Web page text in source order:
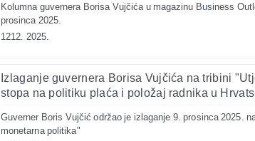
Kolumna guvernera Borisa Vujčića u magazinu Business
prosinca 2025.
1212. 2025.
Izlaganje guvernera Borisa Vujčića na tribini
stopa na politiku plaća i položaj radnika u
Guverner Boris Vujčić održao je izlaganje 9. prosinca 2025.
monetarna politika"